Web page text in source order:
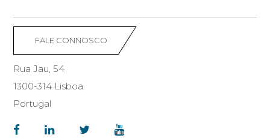
FALE CONNOSCO
Rua Jau, 54
1300-314 Lisboa
Portugal